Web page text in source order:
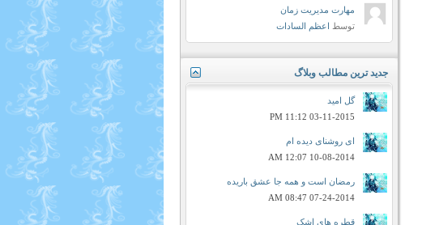
مهارت مدیریت زمان
توسط اعظم السادات
جدید ترین مطالب وبلاگ
گل اميد
03-11-2015
11:12 PM
ای روشنای دیده ام
10-08-2014
12:07 AM
رمضان است و همه جا عشق باريده
07-24-2014
08:47 AM
قطره های اشک